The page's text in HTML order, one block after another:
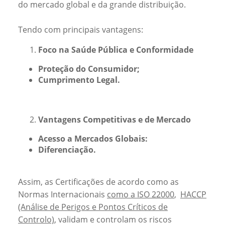
do mercado global e da grande distribuição.
Tendo com principais vantagens:
Foco na Saúde Pública e Conformidade
Proteção do Consumidor;
Cumprimento Legal.
Vantagens Competitivas e de Mercado
Acesso a Mercados Globais:
Diferenciação.
Assim, as Certificações de acordo como as
Normas Internacionais como a ISO 22000, HACCP
(Análise de Perigos e Pontos Críticos de
Controlo), validam e controlam os riscos